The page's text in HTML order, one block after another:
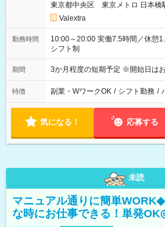
東京都中央区 東京メトロ 日本橋
Valextra
勤務時間
10:00～20:00 実働7.5時間／休憩1.5時間 営業時間に合わせた
シフト制
期間 3か月程度の短期予定 ※開始日は
特徴 副業・WワークOK / シフト勤務 /
気になる！ 応募する
未読
マニュアル通りに簡単
な時にお仕事できる！単発